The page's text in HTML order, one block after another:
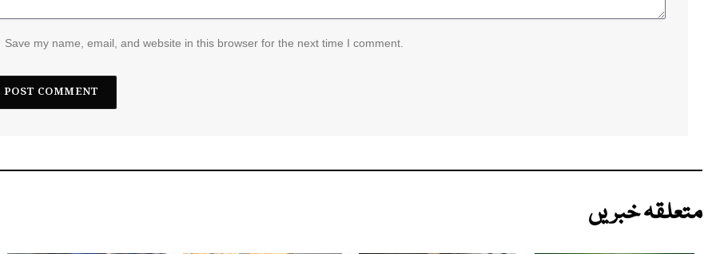
Save my name, email, and website in this browser for the next time I comment.
متعلقہ خبریں